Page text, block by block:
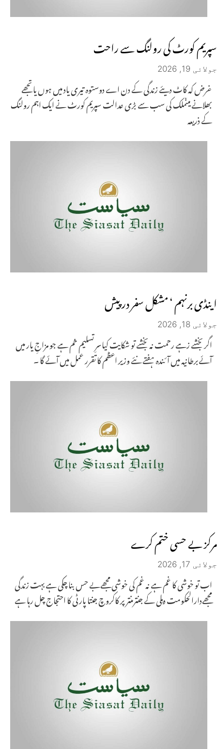
سپریم کورٹ کی رولنگ سے راحت
جولائی 19, 2026
غرض کہ کاٹ دیئے زندگی کے دن اے دوستوہ تیری یاد میں ہوں یا تجھے
بھلانے میںملک کی سب سے بڑی عدالت سپریم کورٹ نے ایک اہم رولنگ
کے ذریعہ
اینڈی برنہم ‘ مشکل سفر درپیش
جولائی 18, 2026
اگر بخشے زہے رحمت نہ بخشے تو شکایت کیاسرِ تسلیم خم ہے جو مزاجِ یار میں
آئےبرطانیہ میں آئندہ ہفتے نئے وزیر اعظم کا تقرر عمل میں آئے گا ۔
مرکز بے حسی ختم کرے
جولائی 17, 2026
اب تو خوشی کا غم ہے نہ غم کی خوشی مجھےبے حس بنا چکی ہے بہت زندگی
مجھےدارالحکومت دہلی کے جنترمنتر پر کاکروچ جنتا پارٹی کا احتجاج چل رہا ہے